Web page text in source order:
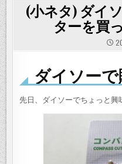
(小ネタ) ダイ
ターを買
ダイソーで
先日、ダイソーでちょっと興